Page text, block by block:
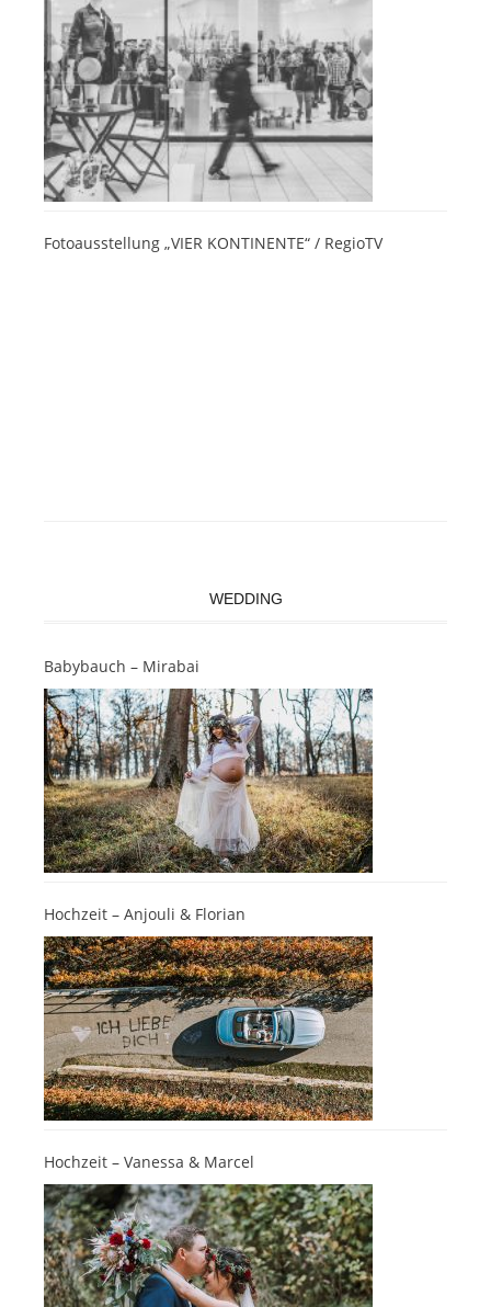
Fotoausstellung „VIER KONTINENTE“ / RegioTV
WEDDING
Babybauch – Mirabai
Hochzeit – Anjouli & Florian
Hochzeit – Vanessa & Marcel